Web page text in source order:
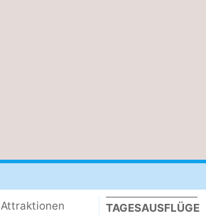
Attraktionen
TAGESAUSFLÜGE